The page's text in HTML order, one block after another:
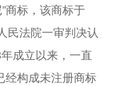
商标，该商标于
民法院一审判决认
成立以来，一直
经构成未注册商标